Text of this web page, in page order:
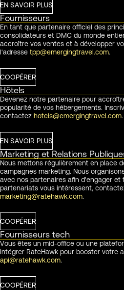
EN SAVOIR PLUS
Fournisseurs
En tant que partenaire officiel des
consolidateurs et DMC du monde
accroître vos ventes et à développer
l'adresse tpp@emergingtravel.com.
COOPÉRER
Hôtels
Devenez notre partenaire pour
popularité de vos hébergements.
contactez hotels@emergingtravel.com.
EN SAVOIR PLUS
Marketing et Relations
Nous mettons régulièrement en place
campagnes marketing. Nous
avec nos partenaires afin d'engager et
partenariats vous intéressent,
marketing@ratehawk.com.
COOPÉRER
Fournisseurs tech
Vous êtes un mid-office ou une
intégrer RateHawk pour booster votre
api@ratehawk.com.
COOPÉRER